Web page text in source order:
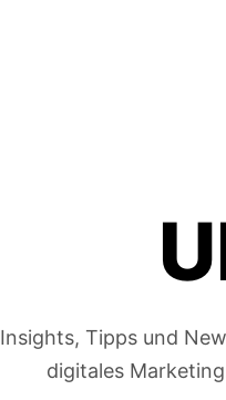
Insights, Tipps und
digitales